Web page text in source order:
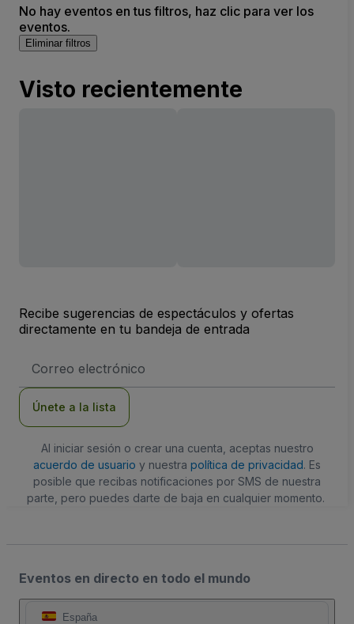
No hay eventos en tus filtros, haz clic para ver los
eventos.
Eliminar filtros
Visto recientemente
Recibe sugerencias de espectáculos y ofertas
directamente en tu bandeja de entrada
de
Únete a la lista
Al iniciar sesión o crear una cuenta, aceptas nuestro
acuerdo de usuario y nuestra política de privacidad. Es
posible que recibas notificaciones por SMS de nuestra
parte, pero puedes darte de baja en cualquier momento.
Eventos en directo en todo el mundo
España